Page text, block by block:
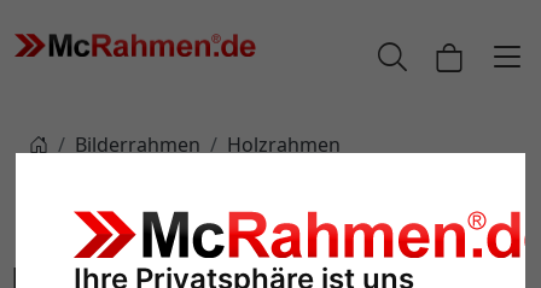
Ihre Privatsphäre ist uns
Bilderrahmen
Holzrahmen
Holzrahmen